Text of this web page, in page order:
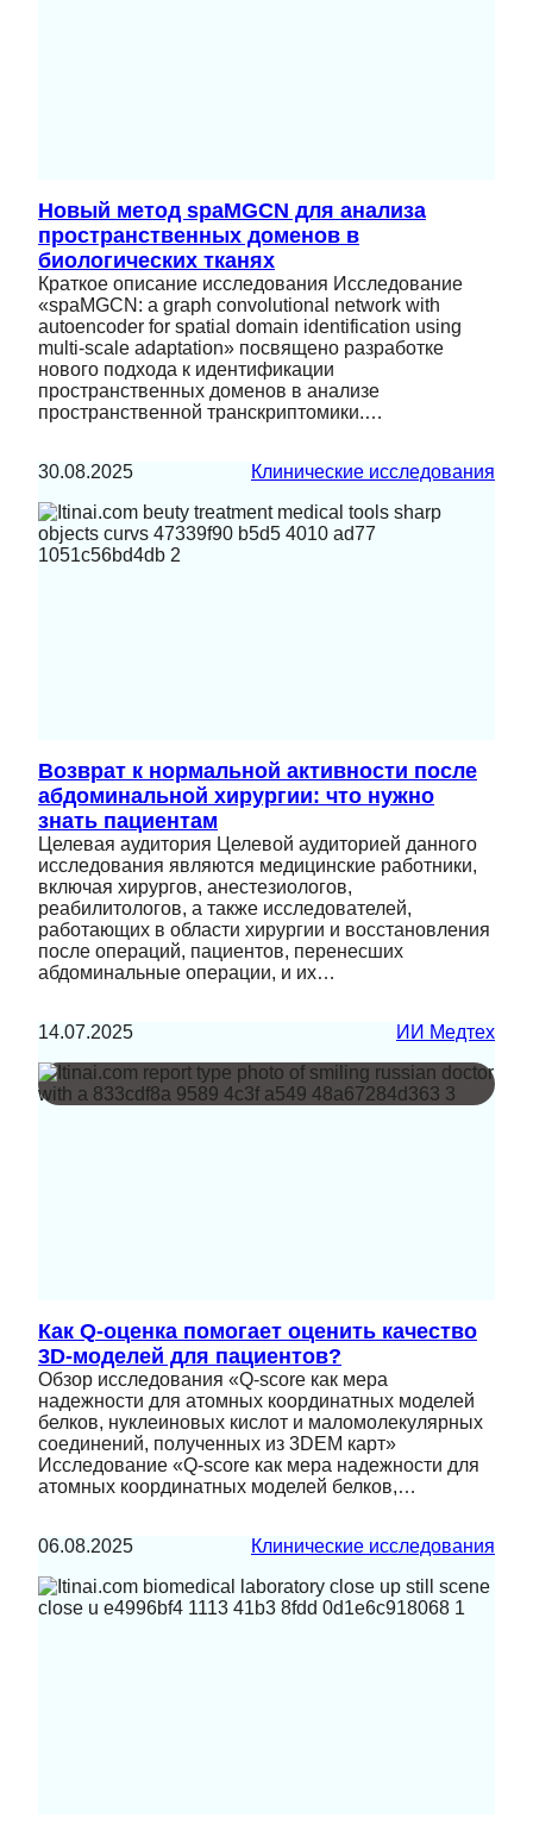
Новый метод spaMGCN для анализа
пространственных доменов в
биологических тканях
Краткое описание исследования Исследование
«spaMGCN: a graph convolutional network with
autoencoder for spatial domain identification using
multi-scale adaptation» посвящено разработке
нового подхода к идентификации
пространственных доменов в анализе
пространственной транскриптомики.…
30.08.2025 Клинические исследования
Возврат к нормальной активности после
абдоминальной хирургии: что нужно
знать пациентам
Целевая аудитория Целевой аудиторией данного
исследования являются медицинские работники,
включая хирургов, анестезиологов,
реабилитологов, а также исследователей,
работающих в области хирургии и восстановления
после операций, пациентов, перенесших
абдоминальные операции, и их…
14.07.2025 ИИ Медтех
Как Q-оценка помогает оценить качество
3D-моделей для пациентов?
Обзор исследования «Q-score как мера
надежности для атомных координатных моделей
белков, нуклеиновых кислот и маломолекулярных
соединений, полученных из 3DEM карт»
Исследование «Q-score как мера надежности для
атомных координатных моделей белков,…
06.08.2025 Клинические исследования